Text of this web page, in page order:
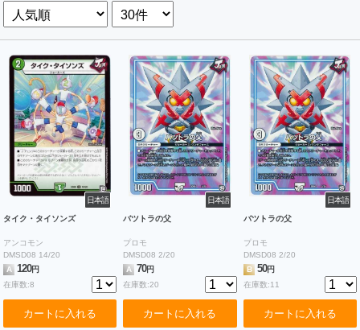
日本語
タイク・タイソンズ
アンコモン
DMSD08 14/20
A
120円
在庫数:8
カートに入れる
日本語
バツトラの父
プロモ
DMSD08 2/20
A
70円
在庫数:20
カートに入れる
日本語
バツトラの父
プロモ
DMSD08 2/20
B 50円
在庫数:11
カートに入れる